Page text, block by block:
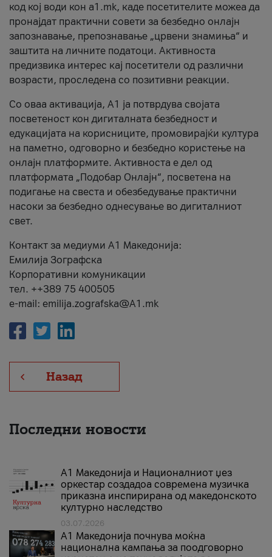
код кој води кон a1.mk, каде посетителите можеа да
пронајдат практични совети за безбедно онлајн
запознавање, препознавање „црвени знамиња“ и
заштита на личните податоци. Активноста
предизвика интерес кај посетители од различни
возрасти, проследена со позитивни реакции.
Со оваа активација, А1 ја потврдува својата
посветеност кон дигиталната безбедност и
едукацијата на корисниците, промовирајќи култура
на паметно, одговорно и безбедно користење на
онлајн платформите. Активноста е дел од
платформата „Подобар Онлајн“, посветена на
подигање на свеста и обезбедување практични
насоки за безбедно однесување во дигиталниот
свет.
Контакт за медиуми А1 Македонија:
Емилија Зографска
Корпоративни комуникации
тел. ++389 75 400505
e-mail: emilija.zografska@A1.mk
Назад
Последни новости
А1 Македонија и Националниот џез
оркестар создадоа современа музичка
приказна инспирирана од македонското
културно наследство
03.07.2026
A1 Македонија почнува моќна
национална кампања за поодговорно